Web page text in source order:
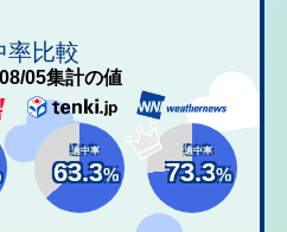
率比較
05集計の値
適中率
63.3%
適中率
73.3%